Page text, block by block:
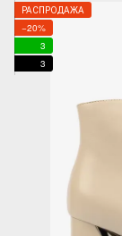
РАСПРОДАЖА
−20%
3
3